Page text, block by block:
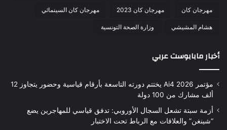
مهرجان كان مهرجان كان 2023 مهرجان كان السينمائي
هشام المشيشي وزارة الصحة التونسية
أخبار مابابوست عربي
مؤتمر Ai4 2026 يختتم دورته التاسعة بأرقام قياسية وحضور يتجاوز 12
ألف مشارك من 100 دولة
أزمة سبتة تشعل السجال الأوروبي: تدفق قياسي للمهاجرين يضع
“شينغن” والعلاقات مع الرباط تحت الاختبار